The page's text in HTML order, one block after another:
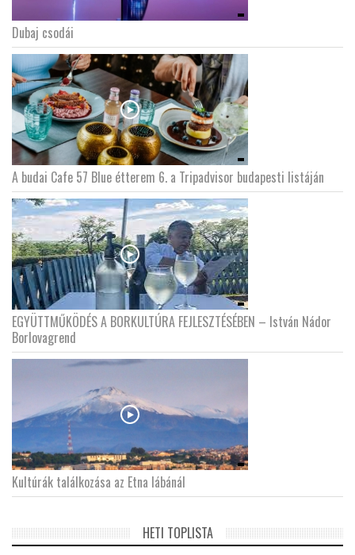
DOBRAVERO.HU
LATIMO.HU
GLOBOBOOK
Dubaj csodái
A budai Cafe 57 Blue étterem 6. a Tripadvisor budapesti listáján
EGYÜTTMŰKÖDÉS A BORKULTÚRA FEJLESZTÉSÉBEN – István Nádor
Borlovagrend
Kultúrák találkozása az Etna lábánál
HETI TOPLISTA